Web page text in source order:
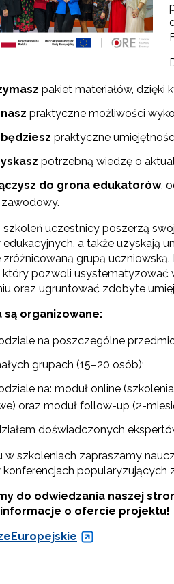
pakiet materiałów, dzięki
praktyczne możliwości
praktyczne
potrzebną wiedzę o
do grona edukatorów,
szkoleń uczestnicy poszerzą
a także uzyskają
zróżnicowaną grupą
pozwoli usystematyzować
oraz ugruntować zdobyte
są organizowane:
na poszczególne
grupach (15–20 osób);
na: moduł online
oraz moduł follow-up (2-
doświadczonych
w szkoleniach zapraszamy
konferencjach popularyzujących
do odwiedzania naszej
o ofercie projektu!
się i bądź na bieżąco z
e-mail: